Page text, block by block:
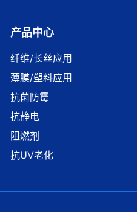
产品中心
纤维/长丝应用
薄膜/塑料应用
抗菌防霉
抗静电
阻燃剂
抗UV老化